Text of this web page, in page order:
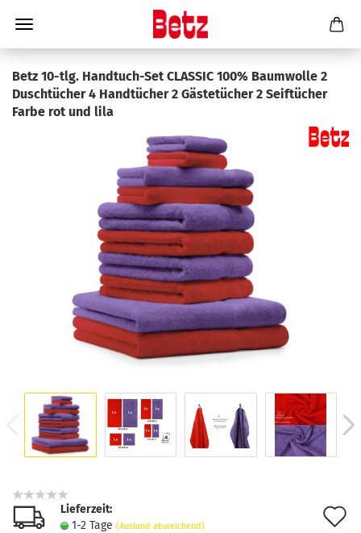
Betz 10-tlg. Handtuch-Set CLASSIC 100% Baumwolle 2
Duschtücher 4 Handtücher 2 Gästetücher 2 Seiftücher
Farbe rot und lila
Lieferzeit:
1-2 Tage (Ausland abweichend)